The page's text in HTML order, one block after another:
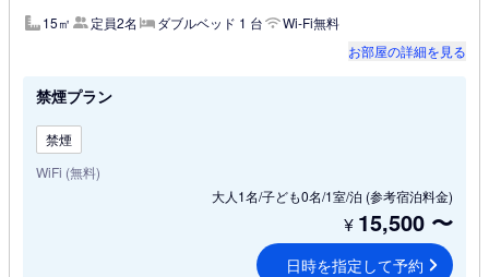
15㎡ 定員2名 ダブルベッド 1 台
Wi-Fi無料
お部屋の詳細を見る
禁煙プラン
禁煙
WiFi (無料)
大人1名/子ども0名/1室/泊 (参考宿泊料金)
¥ 15,500 〜
日時を指定して予約